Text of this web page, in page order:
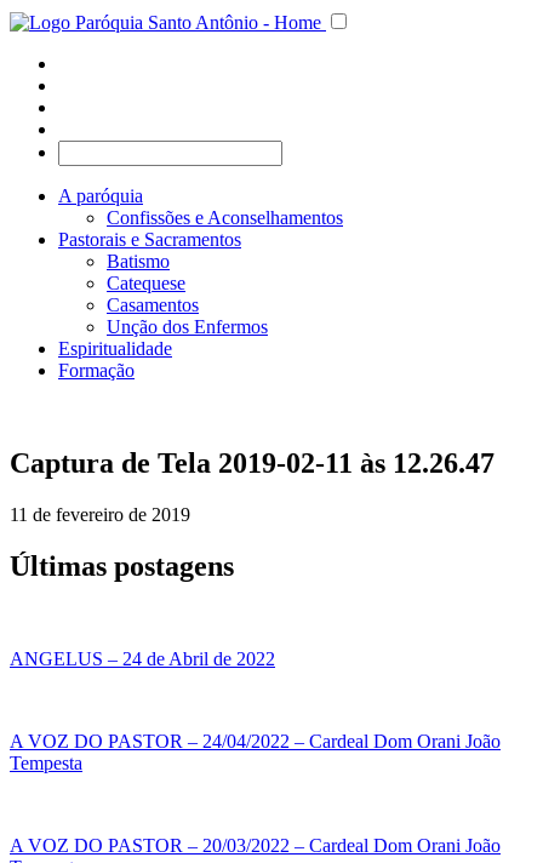
A paróquia
Confissões e Aconselhamentos
Pastorais e Sacramentos
Batismo
Catequese
Casamentos
Unção dos Enfermos
Espiritualidade
Formação
Captura de Tela 2019-02-11 às 12.26.47
11 de fevereiro de 2019
Últimas postagens
ANGELUS – 24 de Abril de 2022
A VOZ DO PASTOR – 24/04/2022 – Cardeal Dom Orani João
Tempesta
A VOZ DO PASTOR – 20/03/2022 – Cardeal Dom Orani João